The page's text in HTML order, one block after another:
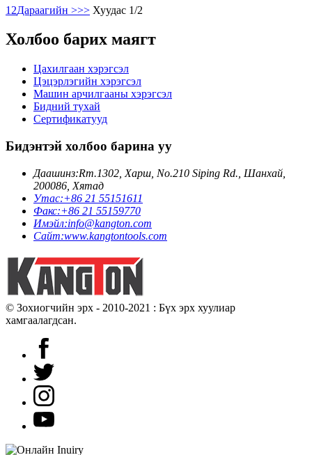
1 2Дараагийн >>> Хуудас 1/2
Холбоо барих маягт
Цахилгаан хэрэгсэл
Цэцэрлэгийн хэрэгсэл
Машин арчилгааны хэрэгсэл
Бидний тухай
Сертификатууд
Бидэнтэй холбоо барина уу
Даашинз:Rm.1302, Харш, No.210 Siping Rd., Шанхай,
200086, Хятад
Утас:+86 21 55151611
Факс:+86 21 55159770
Имэйл:info@kangton.com
Сайт:www.kangtontools.com
© Зохиогчийн эрх - 2010-2021 : Бүх эрх хуулиар
хамгаалагдсан.